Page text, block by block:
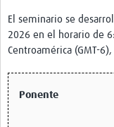
Crear un Club de
Preparar Sesiones de
Búsqueda de
eLearning
El seminario se
2026 en el horario de
Centroamérica (GMT-
Ponente